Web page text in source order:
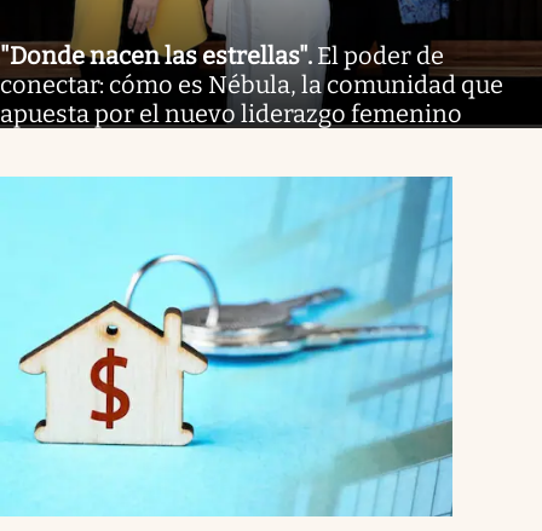
"Donde nacen las estrellas". El poder de
conectar: cómo es Nébula, la comunidad que
apuesta por el nuevo liderazgo femenino